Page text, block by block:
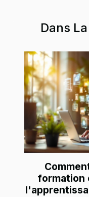
Dans
formation